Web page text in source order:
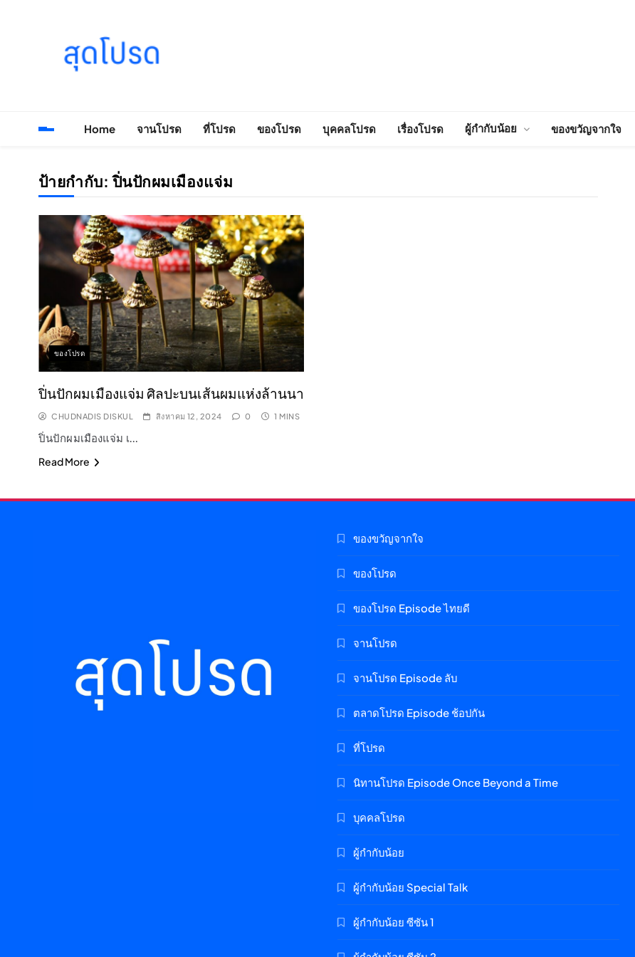
Home
จานโปรด ที่โปรด ของโปรด บุคคลโปรด เรื่องโปรด ผู้กำกับน้อย ของขวัญจากใจ
ป้ายกำกับ:ปิ่นปักผมเมืองแจ่ม
ของโปรด
ปิ่นปักผมเมืองแจ่ม ศิลปะบนเส้นผมแห่งล้านนา
CHUDNADIS DISKUL สิงหาคม 12, 2024 0 1 MINS
ปิ่นปักผมเมืองแจ่ม เ…
Read More
ของขวัญจากใจ
ของโปรด
ของโปรด Episode ไทยดี
จานโปรด
จานโปรด Episode ลับ
ตลาดโปรด Episode ช้อปกัน
ที่โปรด
นิทานโปรด Episode Once Beyond a Time
บุคคลโปรด
ผู้กำกับน้อย
ผู้กำกับน้อย Special Talk
ผู้กำกับน้อย ซีซัน 1